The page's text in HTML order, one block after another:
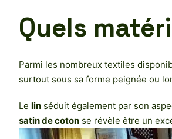
Quels
Parmi les nombreux textiles
surtout sous sa forme peignée ou
Le lin séduit également par son
satin de coton se révèle être un